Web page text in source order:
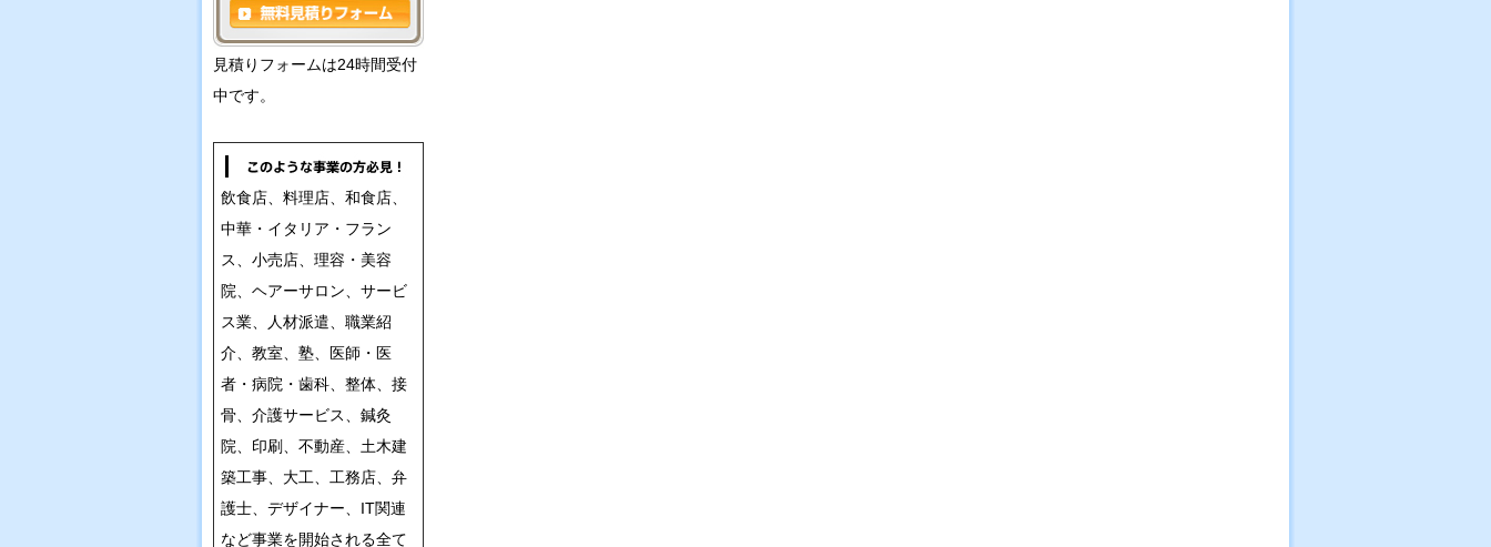
見積りフォームは24時間受付
中です。
飲食店、料理店、和食店、
中華・イタリア・フラン
ス、小売店、理容・美容
院、ヘアーサロン、サービ
ス業、人材派遣、職業紹
介、教室、塾、医師・医
者・病院・歯科、整体、接
骨、介護サービス、鍼灸
院、印刷、不動産、土木建
築工事、大工、工務店、弁
護士、デザイナー、IT関連
など事業を開始される全て